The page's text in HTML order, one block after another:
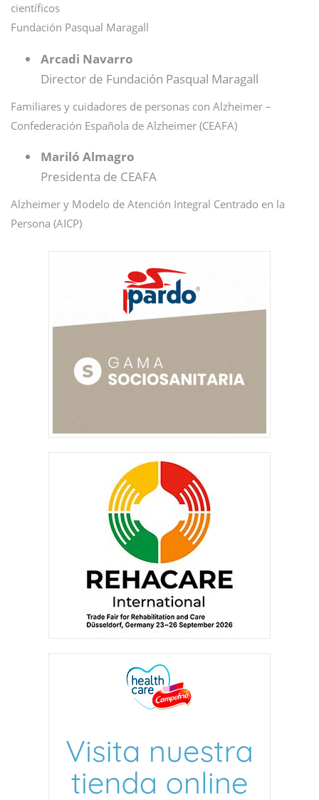
científicos
Fundación Pasqual Maragall
Arcadi Navarro
Director de Fundación Pasqual Maragall
Familiares y cuidadores de personas con Alzheimer –
Confederación Española de Alzheimer (CEAFA)
Mariló Almagro
Presidenta de CEAFA
Alzheimer y Modelo de Atención Integral Centrado en la
Persona (AICP)